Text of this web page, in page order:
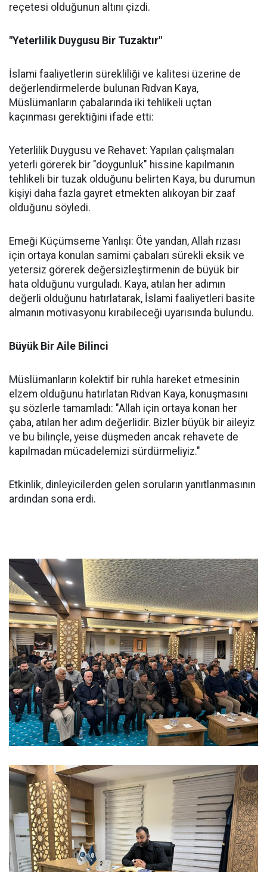
reçetesi olduğunun altını çizdi.
"Yeterlilik Duygusu Bir Tuzaktır"
İslami faaliyetlerin sürekliliği ve kalitesi üzerine de
değerlendirmelerde bulunan Rıdvan Kaya,
Müslümanların çabalarında iki tehlikeli uçtan
kaçınması gerektiğini ifade etti:
Yeterlilik Duygusu ve Rehavet: Yapılan çalışmaları
yeterli görerek bir "doygunluk" hissine kapılmanın
tehlikeli bir tuzak olduğunu belirten Kaya, bu durumun
kişiyi daha fazla gayret etmekten alıkoyan bir zaaf
olduğunu söyledi.
Emeği Küçümseme Yanlışı: Öte yandan, Allah rızası
için ortaya konulan samimi çabaları sürekli eksik ve
yetersiz görerek değersizleştirmenin de büyük bir
hata olduğunu vurguladı. Kaya, atılan her adımın
değerli olduğunu hatırlatarak, İslami faaliyetleri basite
almanın motivasyonu kırabileceği uyarısında bulundu.
Büyük Bir Aile Bilinci
Müslümanların kolektif bir ruhla hareket etmesinin
elzem olduğunu hatırlatan Rıdvan Kaya, konuşmasını
şu sözlerle tamamladı: "Allah için ortaya konan her
çaba, atılan her adım değerlidir. Bizler büyük bir aileyiz
ve bu bilinçle, yeise düşmeden ancak rehavete de
kapılmadan mücadelemizi sürdürmeliyiz."
Etkinlik, dinleyicilerden gelen soruların yanıtlanmasının
ardından sona erdi.